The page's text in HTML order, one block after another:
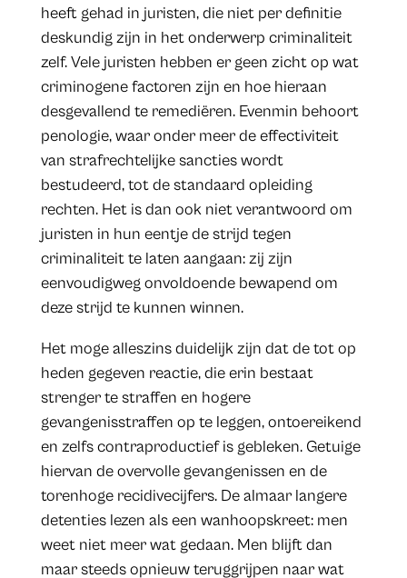
heeft gehad in juristen, die niet per definitie
deskundig zijn in het onderwerp criminaliteit
zelf. Vele juristen hebben er geen zicht op wat
criminogene factoren zijn en hoe hieraan
desgevallend te remediëren. Evenmin behoort
penologie, waar onder meer de effectiviteit
van strafrechtelijke sancties wordt
bestudeerd, tot de standaard opleiding
rechten. Het is dan ook niet verantwoord om
juristen in hun eentje de strijd tegen
criminaliteit te laten aangaan: zij zijn
eenvoudigweg onvoldoende bewapend om
deze strijd te kunnen winnen.
Het moge alleszins duidelijk zijn dat de tot op
heden gegeven reactie, die erin bestaat
strenger te straffen en hogere
gevangenisstraffen op te leggen, ontoereikend
en zelfs contraproductief is gebleken. Getuige
hiervan de overvolle gevangenissen en de
torenhoge recidivecijfers. De almaar langere
detenties lezen als een wanhoopskreet: men
weet niet meer wat gedaan. Men blijft dan
maar steeds opnieuw teruggrijpen naar wat